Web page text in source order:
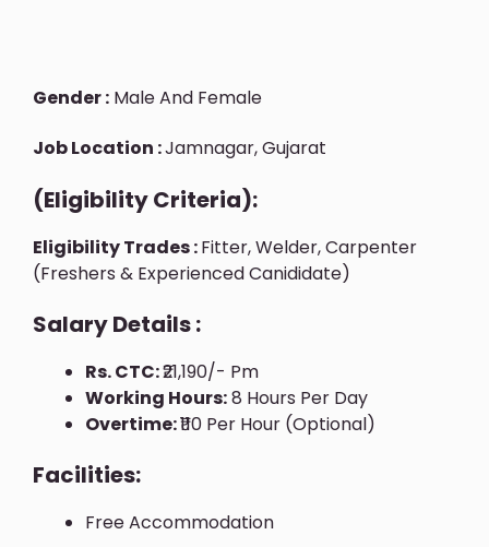
Gender : Male And Female
Job Location :Jamnagar, Gujarat
(Eligibility Criteria):
Eligibility Trades :Fitter, Welder, Carpenter
(Freshers & Experienced Canididate)
Salary Details :
Rs. CTC:₹21,190/- Pm
Working Hours:8 Hours Per Day
Overtime:₹110 Per Hour (optional)
Facilities:
Free Accommodation